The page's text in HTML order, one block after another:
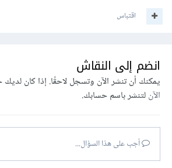
اقتباس
انضم إلى النقاش
يمكنك أن تنشر الآن وتسجل لاحقًا. إذا كان
الآنلتنشر باسم حسابك.
أجب على هذا السؤال...